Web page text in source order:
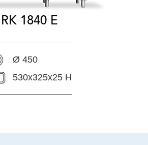
RK 1840 E
Ø 450
530x325x25 H